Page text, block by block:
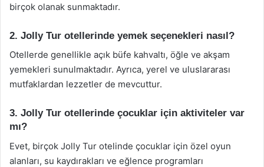
birçok olanak sunmaktadır.
2. Jolly Tur otellerinde yemek seçenekleri nasıl?
Otellerde genellikle açık büfe kahvaltı, öğle ve akşam
yemekleri sunulmaktadır. Ayrıca, yerel ve uluslararası
mutfaklardan lezzetler de mevcuttur.
3. Jolly Tur otellerinde çocuklar için aktiviteler var
mı?
Evet, birçok Jolly Tur otelinde çocuklar için özel oyun
alanları, su kaydırakları ve eğlence programları